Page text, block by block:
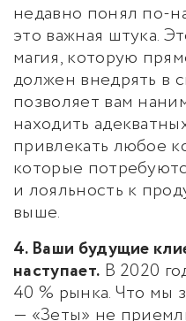
недавно понял по-
это важная штука.
магия, которую
должен внедрять в
позволяет вам
находить
привлекать любое
которые
и лояльность к
выше.
4. Ваши будущие
наступает. В 2020
40 % рынка. Что мы
— «Зеты» не